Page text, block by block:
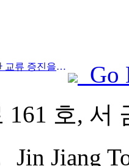
Prev:신장 카슈가르, 민족 간 교류 증진을 위한 관광 홍보 행사 개최
Go
161 호, 서
Jin Jiang